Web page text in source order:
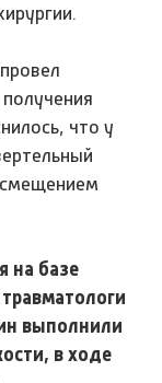
что у
на базе
выполнили
в ходе